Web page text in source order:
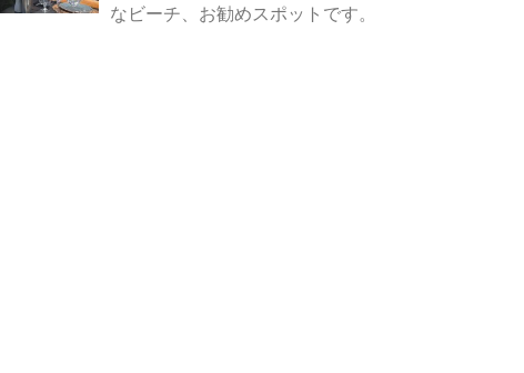
なビーチ、お勧めスポットです。